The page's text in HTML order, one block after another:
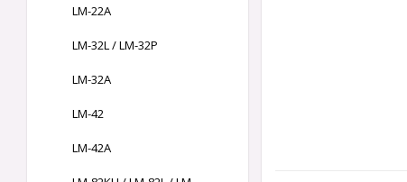
LM-22A
LM-32L / LM-32P
LM-32A
LM-42
LM-42A